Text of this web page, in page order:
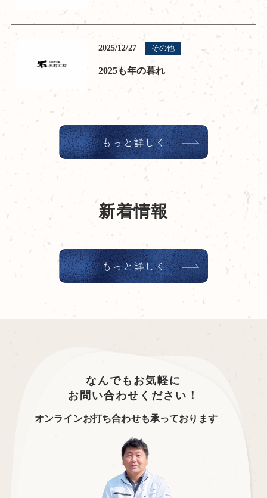
2025/12/27 その他
2025も年の暮れ
もっと詳しく
新着情報
もっと詳しく
なんでもお気軽に
お問い合わせください！
オンラインお打ち合わせも承っております